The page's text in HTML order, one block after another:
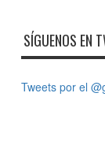
SÍGUENOS EN
Tweets por el